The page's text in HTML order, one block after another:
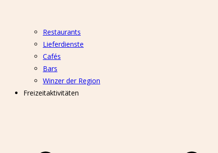
Restaurants
Lieferdienste
Cafés
Bars
Winzer der Region
Freizeitaktivitäten